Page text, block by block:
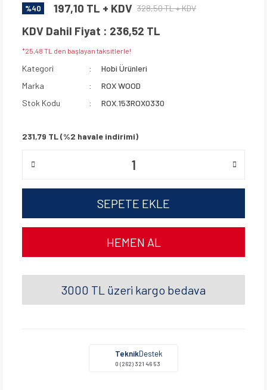
%40 197,10 TL + KDV 328,50 TL + KDV
KDV Dahil Fiyat : 236,52 TL
*25,48 TL den başlayan taksitlerle!
Kategori
Hobi Ürünleri
Marka
ROX WOOD
Stok Kodu
ROX.153ROX0330
231,79 TL (%2 havale indirimi)
SEPETE EKLE
HEMEN AL
3000 TL üzeri kargo bedava
TeknikDestek
0 (262) 321 46 53